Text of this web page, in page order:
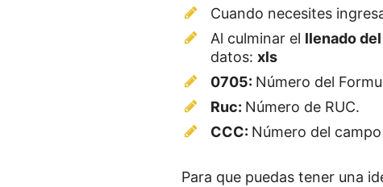
Cuando necesites
Al culminar el llenado
datos: xls
0705: Número del
Ruc: Número de RUC.
CCC: Número del
Para que puedas tener una